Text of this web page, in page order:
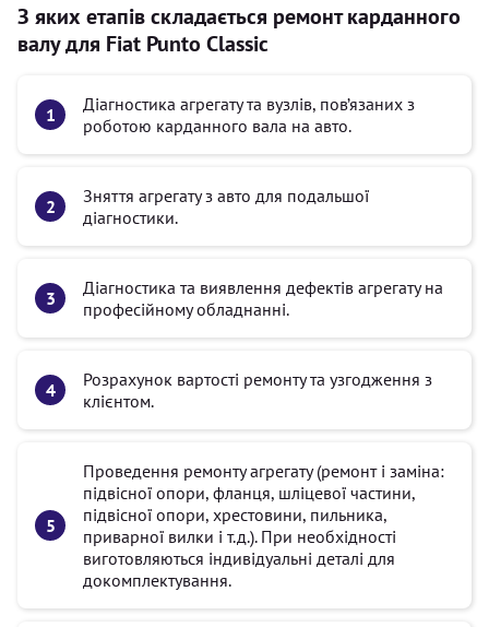
З яких етапів складається ремонт карданного
валу для Fiat Punto Classic
Діагностика агрегату та вузлів, пов’язаних з
роботою карданного вала на авто.
Зняття агрегату з авто для подальшої
діагностики.
Діагностика та виявлення дефектів агрегату на
професійному обладнанні.
Розрахунок вартості ремонту та узгодження з
клієнтом.
Проведення ремонту агрегату (ремонт і заміна:
підвісної опори, фланця, шліцевої частини,
підвісної опори, хрестовини, пильника,
приварної вилки і т.д.). При необхідності
виготовляються індивідуальні деталі для
докомплектування.